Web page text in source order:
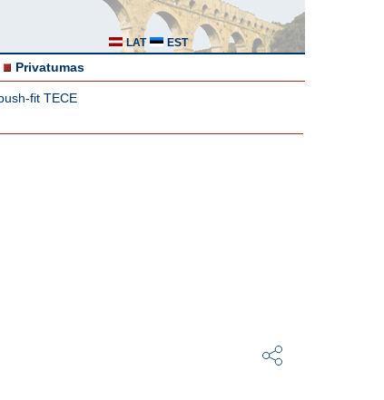
LAT EST
Privatumas
fit TECE